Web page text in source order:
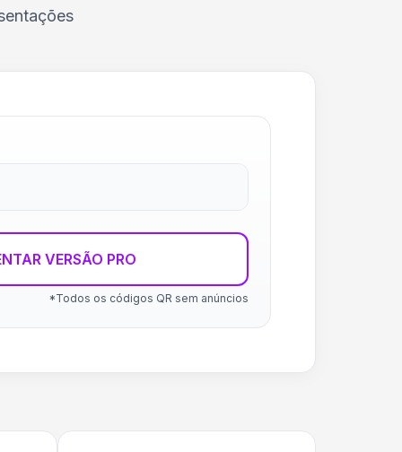
VERSÃO PRO
*Todos os códigos QR sem anúncios